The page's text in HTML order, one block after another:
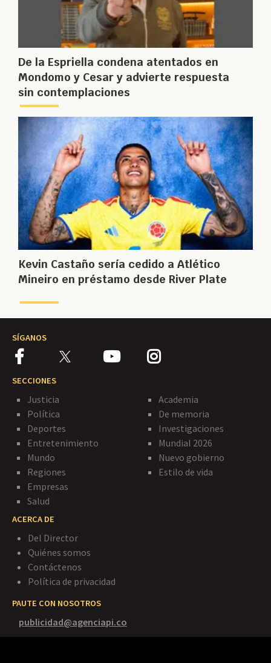
De la Espriella condena atentados en
Mondomo y Cesar y advierte respuesta
sin contemplaciones
Kevin Castaño sería cedido a Atlético
Mineiro en préstamo desde River Plate
SÍGANOS
SECCIONES
Justicia
Política
Deportes
Entretenimiento
Mundo
Regiones
Empresas
Salud
Academia
De memoria
Investigaciones
Mundial 2026
Nuevo gobierno
Estilo de vida
ACERCA DE
Del Director
Quiénes somos
Contáctenos
Política de privacidad
PAUTE CON NOSOTROS
publicidad@agenciapi.co